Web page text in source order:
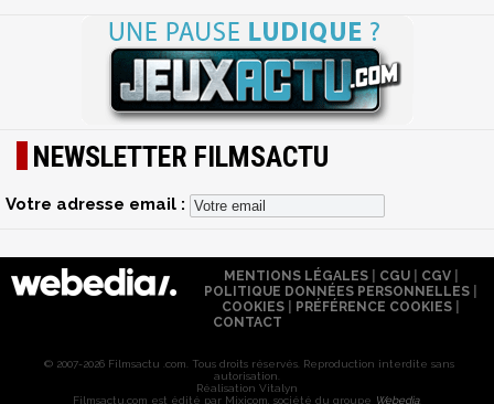
NEWSLETTER FILMSACTU
Votre adresse email :
MENTIONS LÉGALES| CGU| CGV|
POLITIQUE DONNÉES PERSONNELLES
COOKIES
PRÉFÉRENCE COOKIES
CONTACT
© 2007-2026 Filmsactu .com. Tous droits réservés. Reproduction interdite sans
autorisation.
Réalisation Vitalyn
Filmsactu .com est édité par Mixicom, société du groupe Webedia.